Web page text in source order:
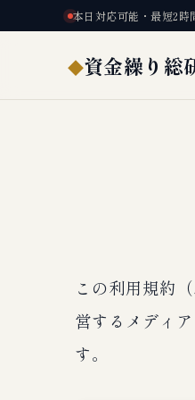
本日対応可能・最短2時
◆資金繰り総
この利用規約
営するメディ
す。